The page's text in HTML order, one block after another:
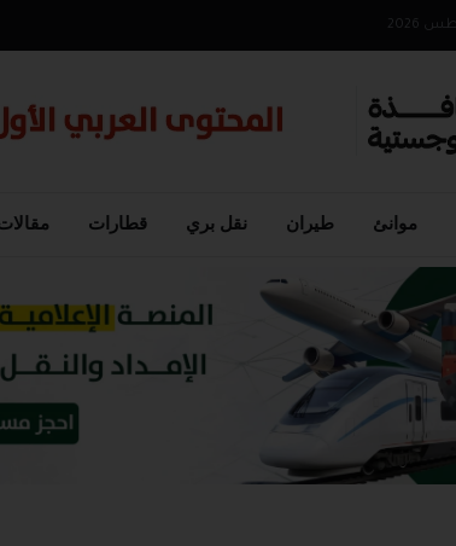
موانئ طيران نقل بري قطارات